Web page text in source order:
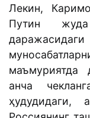
Лекин,
Путин
маъмуриятда
анча
ҳудудидаги,